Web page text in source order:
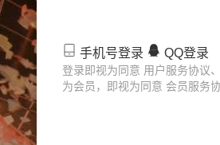
光棍节派对
派对 儿童节派对 跨年派对
母亲节派对 端午
手机号登录 QQ登录
登录即视为同意 用户服务协议
为会员，即视为同意 会员服务